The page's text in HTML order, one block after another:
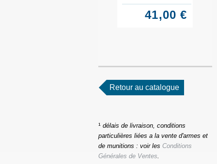
41,00 €
Retour au catalogue
¹ délais de livraison, conditions
particulières liées a la vente d'armes et
de munitions : voir les Conditions
Générales de Ventes.